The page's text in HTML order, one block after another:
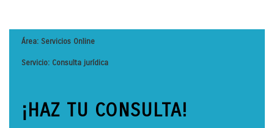
Área: Servicios Online
Servicio: Consulta jurídica
¡HAZ TU CONSULTA!